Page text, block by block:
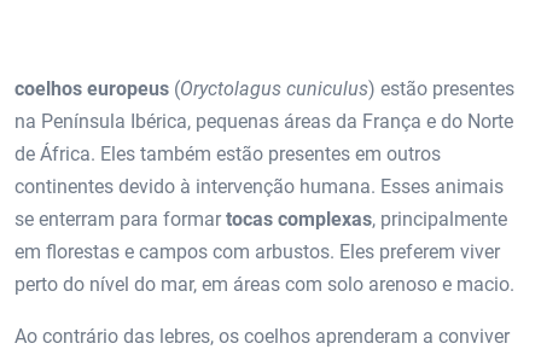
coelhos europeus (Oryctolagus cuniculus) estão presentes
na Península Ibérica, pequenas áreas da França e do Norte
de África. Eles também estão presentes em outros
continentes devido à intervenção humana. Esses animais
se enterram para formartocas complexas, principalmente
em florestas e campos com arbustos. Eles preferem viver
perto do nível do mar, em áreas com solo arenoso e macio.
Ao contrário das lebres, os coelhos aprenderam a conviver